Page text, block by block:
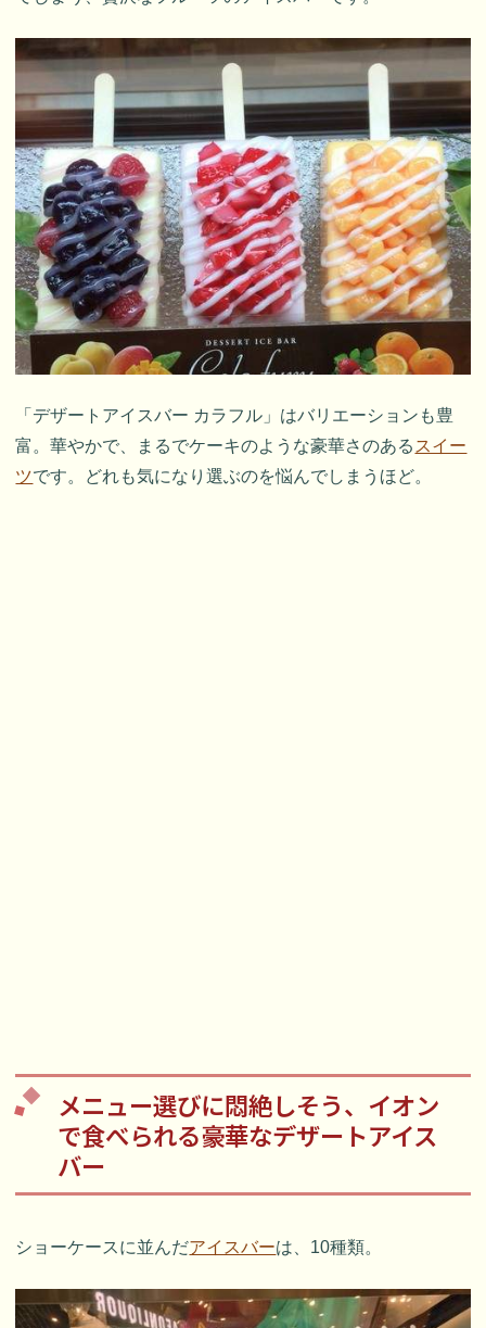
「デザートアイスバー カラフル」はバリエーションも豊
富。華やかで、まるでケーキのような豪華さのある スイー
ツです。どれも気になり選ぶのを悩んでしまうほど。
メニュー選びに悶絶しそう、イオン
で食べられる豪華なデザートアイス
バー
ショーケースに並んだアイスバーは、10種類。